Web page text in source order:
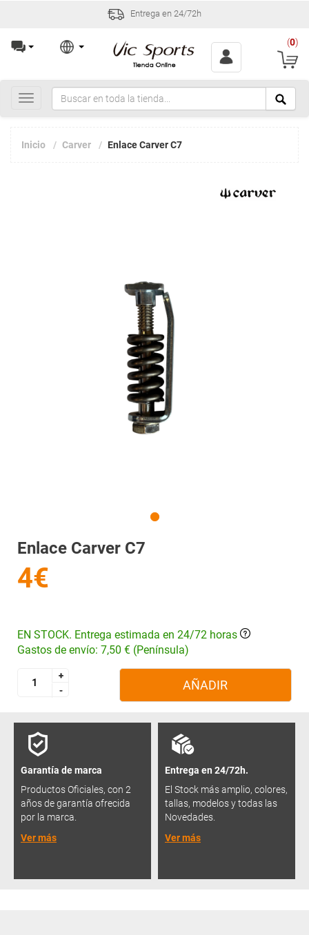
Entrega en 24/72h
(0)
Toggle
navigation
Inicio Carver Enlace Carver C7
Enlace Carver C7
4€
EN STOCK. Entrega estimada en 24/72 horas
Gastos de envío: 7,50 € (Península)
+
-
+
-
AÑADIR
Garantía de marca
Productos Oficiales, con 2
años de garantía ofrecida
por la marca.
Ver más
Entrega en 24/72h.
El Stock más amplio, colores,
tallas, modelos y todas las
Novedades.
Ver más